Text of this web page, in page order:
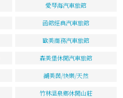
愛琴海汽車旅館
函館經典汽車旅館
歐美商務汽車旅館
森美堡休閒汽車旅館
湖美茵/快樂/天然
竹林溫泉鄉休閒山莊